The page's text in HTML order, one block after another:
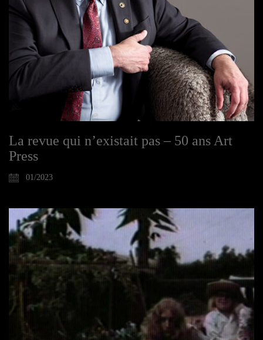
La revue qui n’existait pas – 50 ans Art
Press
01/2023